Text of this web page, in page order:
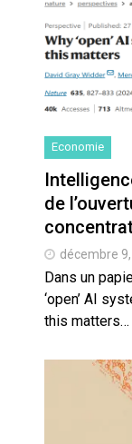
Economie
de
décembre
Dans un
‘open’ AI
this matters…